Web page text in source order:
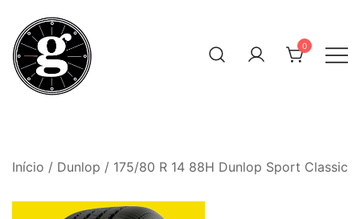
content
0
Início / Dunlop / 175/80 R 14 88H Dunlop Sport Classic